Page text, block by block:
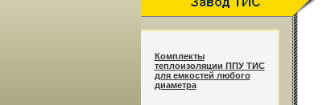
Комплекты
теплоизоляции ППУ ТИС
для емкостей любого
диаметра